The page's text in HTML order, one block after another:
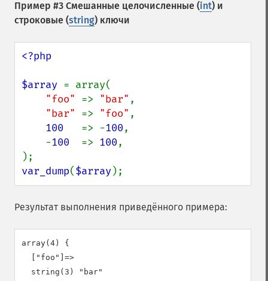
Пример #3 Смешанные целочисленные (int) и
строковые (string) ключи
<?php
$array = array(
"foo" => "bar" ,
"bar" => "foo" ,
100 => -100,
    -
100 => 100,
var_dump($array);
Результат выполнения приведённого примера:
array(4) {
  ["foo"]=>
  string(3) "bar"